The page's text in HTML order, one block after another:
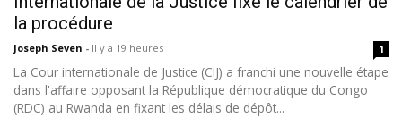
la procédure
Joseph Seven - Il y a 19 heures 1
La Cour internationale de Justice (CIJ) a franchi une nouvelle étape
dans l'affaire opposant la République démocratique du Congo
(RDC) au Rwanda en fixant les délais de dépôt...